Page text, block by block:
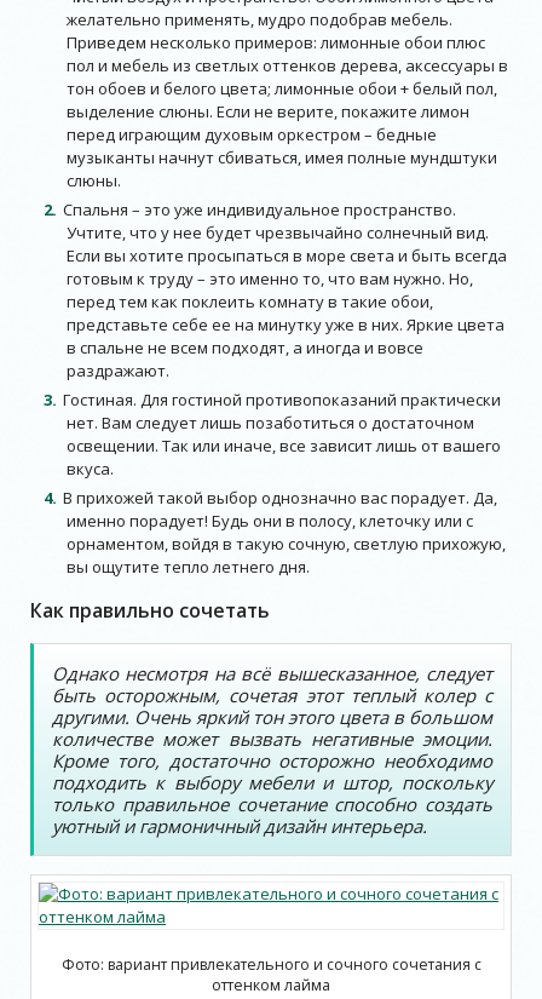
желательно применять, мудро подобрав мебель.
Приведем несколько примеров: лимонные обои плюс
пол и мебель из светлых оттенков дерева, аксессуары в
тон обоев и белого цвета; лимонные обои + белый пол,
выделение слюны. Если не верите, покажите лимон
перед играющим духовым оркестром – бедные
музыканты начнут сбиваться, имея полные мундштуки
слюны.
Спальня – это уже индивидуальное пространство.
Учтите, что у нее будет чрезвычайно солнечный вид.
Если вы хотите просыпаться в море света и быть всегда
готовым к труду – это именно то, что вам нужно. Но,
перед тем как поклеить комнату в такие обои,
представьте себе ее на минутку уже в них. Яркие цвета
в спальне не всем подходят, а иногда и вовсе
раздражают.
Гостиная. Для гостиной противопоказаний практически
нет. Вам следует лишь позаботиться о достаточном
освещении. Так или иначе, все зависит лишь от вашего
вкуса.
В прихожей такой выбор однозначно вас порадует. Да,
именно порадует! Будь они в полосу, клеточку или с
орнаментом, войдя в такую сочную, светлую прихожую,
вы ощутите тепло летнего дня.
Как правильно сочетать
Однако несмотря на всё вышесказанное, следует
быть осторожным, сочетая этот теплый колер с
другими. Очень яркий тон этого цвета в большом
количестве может вызвать негативные эмоции.
Кроме того, достаточно осторожно необходимо
подходить к выбору мебели и штор, поскольку
только правильное сочетание способно создать
уютный и гармоничный дизайн интерьера.
Фото: вариант привлекательного и сочного сочетания с
оттенком лайма